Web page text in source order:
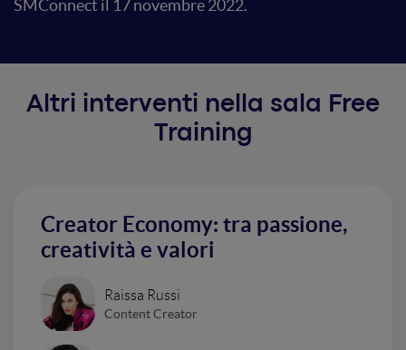
SMConnect il 17 novembre 2022.
Altri interventi nella sala Free
Training
Creator Economy: tra passione,
creatività e valori
Raissa Russi
Content Creator